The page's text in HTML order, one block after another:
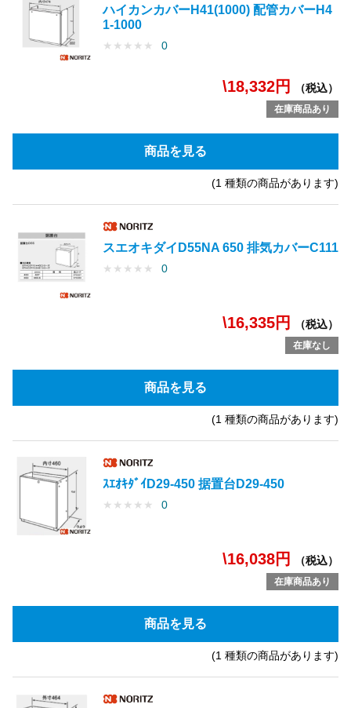
ハイカンカバーH41(1000) 配管カバーH4
1-1000
★ ★ ★ ★ ★ 0
\18,332円 （税込）
在庫商品あり
商品を見る
(1 種類の商品があります)
スエオキダイD55NA 650 排気カバーC111
★ ★ ★ ★ ★ 0
\16,335円 （税込）
在庫なし
商品を見る
(1 種類の商品があります)
ｽｴｵｷﾀﾞｲD29-450 据置台D29-450
★ ★ ★ ★ ★ 0
\16,038円 （税込）
在庫商品あり
商品を見る
(1 種類の商品があります)